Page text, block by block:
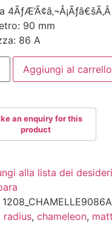
90 mm
86 A
Aggiungi al carrello
alla lista dei desideri
1208_CHAMELLE9086A
radius, chameleon,